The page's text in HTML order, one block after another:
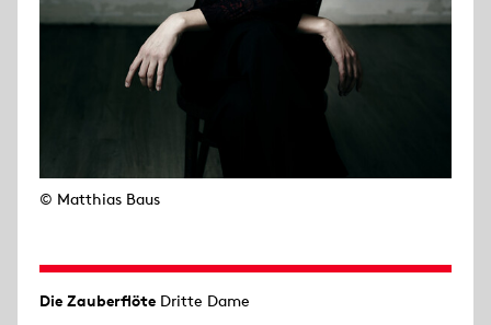
© Matthias Baus
Die Zauberflöte Dritte Dame